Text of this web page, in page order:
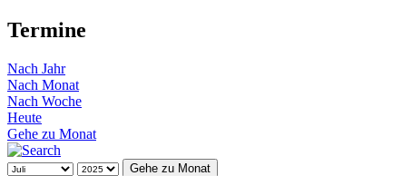
Termine
Nach Jahr
Nach Monat
Nach Woche
Heute
Gehe zu Monat
Gehe zu Monat